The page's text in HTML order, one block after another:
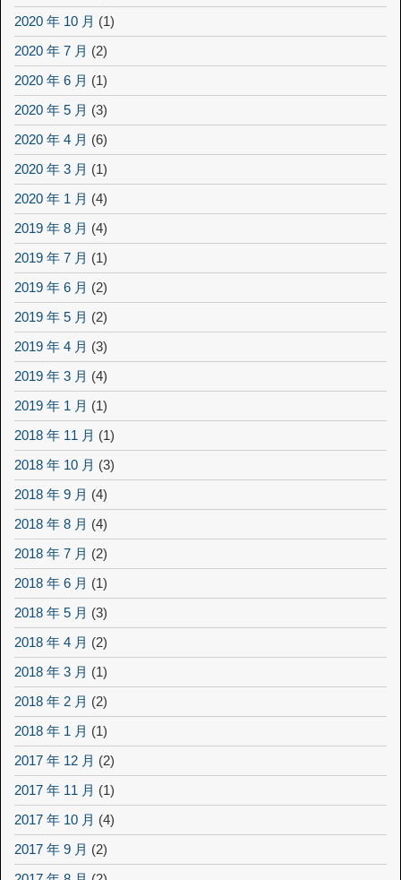
2020 年 10 月 (1)
2020 年 7 月 (2)
2020 年 6 月 (1)
2020 年 5 月 (3)
2020 年 4 月 (6)
2020 年 3 月 (1)
2020 年 1 月 (4)
2019 年 8 月 (4)
2019 年 7 月 (1)
2019 年 6 月 (2)
2019 年 5 月 (2)
2019 年 4 月 (3)
2019 年 3 月 (4)
2019 年 1 月 (1)
2018 年 11 月 (1)
2018 年 10 月 (3)
2018 年 9 月 (4)
2018 年 8 月 (4)
2018 年 7 月 (2)
2018 年 6 月 (1)
2018 年 5 月 (3)
2018 年 4 月 (2)
2018 年 3 月 (1)
2018 年 2 月 (2)
2018 年 1 月 (1)
2017 年 12 月 (2)
2017 年 11 月 (1)
2017 年 10 月 (4)
2017 年 9 月 (2)